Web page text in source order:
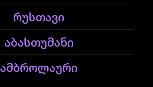
რუსთავი
აბასთუმანი
ამბროლაური